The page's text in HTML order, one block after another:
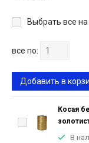
Выбрать все
все по:
Добавить в
Косая
В